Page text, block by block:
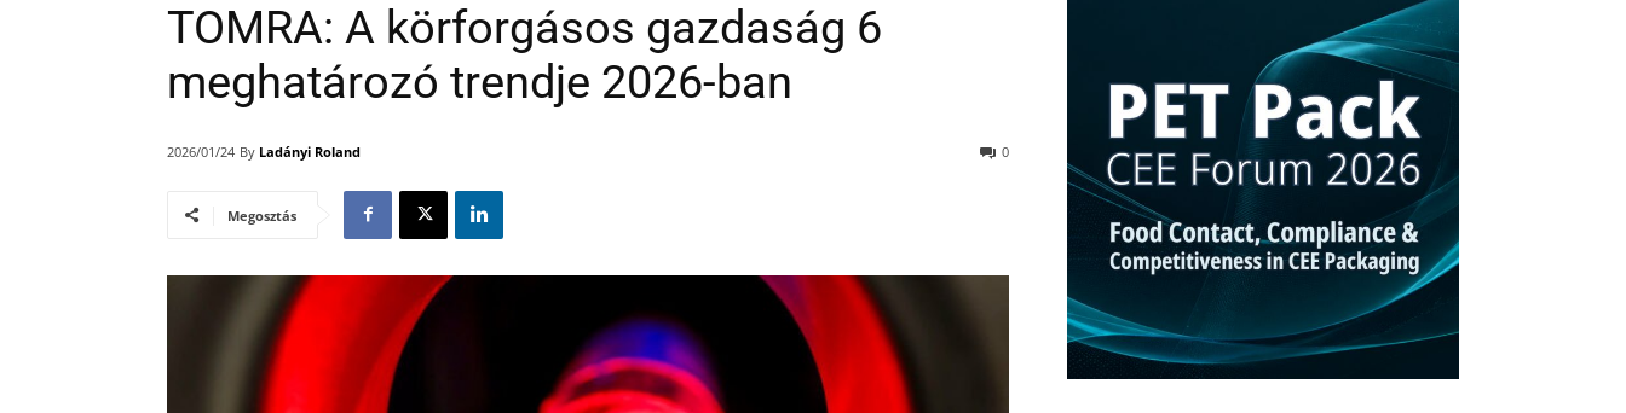
TOMRA: A körforgásos gazdaság 6
meghatározó trendje 2026-ban
2026/01/24 By Ladányi Roland 0
Megosztás